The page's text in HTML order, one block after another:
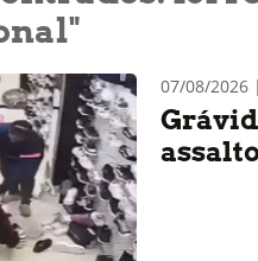
07/08/2026